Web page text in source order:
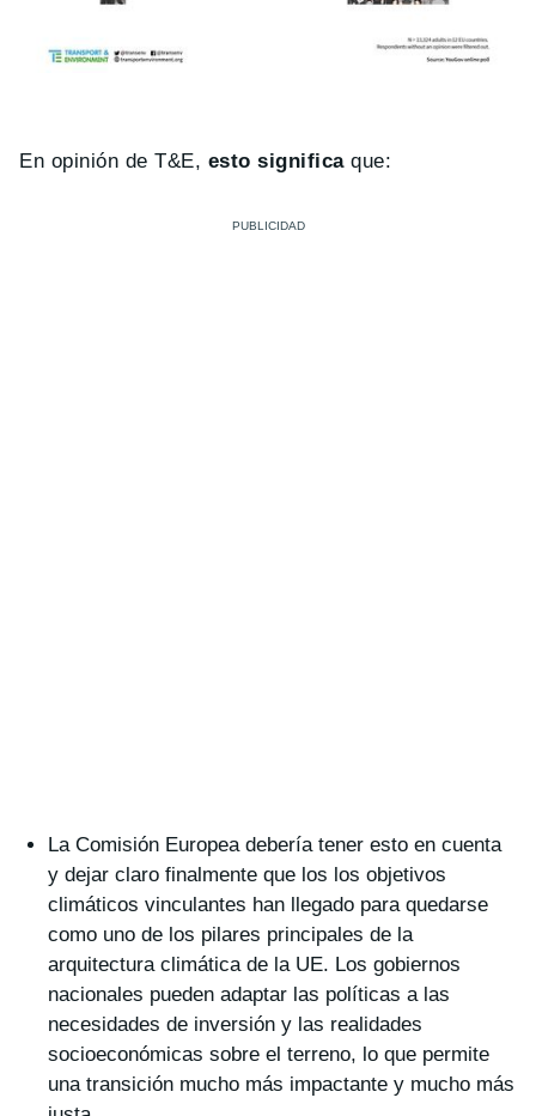
En opinión de T&E, esto significaque:
La Comisión Europea debería tener esto en cuenta
y dejar claro finalmente que los los objetivos
climáticos vinculantes han llegado para quedarse
como uno de los pilares principales de la
arquitectura climática de la UE. Los gobiernos
nacionales pueden adaptar las políticas a las
necesidades de inversión y las realidades
socioeconómicas sobre el terreno, lo que permite
una transición mucho más impactante y mucho más